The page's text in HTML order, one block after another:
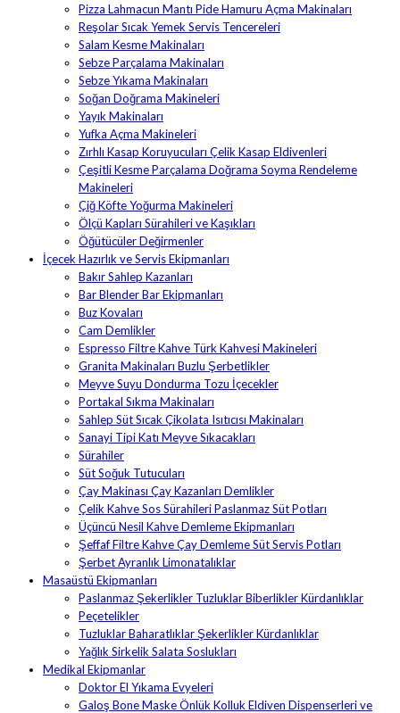
Pizza Lahmacun Mantı Pide Hamuru Açma Makinaları
Reşolar Sıcak Yemek Servis Tencereleri
Salam Kesme Makinaları
Sebze Parçalama Makinaları
Sebze Yıkama Makinaları
Soğan Doğrama Makineleri
Yayık Makinaları
Yufka Açma Makineleri
Zırhlı Kasap Koruyucuları Çelik Kasap Eldivenleri
Çeşitli Kesme Parçalama Doğrama Soyma Rendeleme
Makineleri
Çiğ Köfte Yoğurma Makineleri
Ölçü Kapları Sürahileri ve Kaşıkları
Öğütücüler Değirmenler
İçecek Hazırlık ve Servis Ekipmanları
Bakır Sahlep Kazanları
Bar Blender Bar Ekipmanları
Buz Kovaları
Cam Demlikler
Espresso Filtre Kahve Türk Kahvesi Makineleri
Granita Makinaları Buzlu Şerbetlikler
Meyve Suyu Dondurma Tozu İçecekler
Portakal Sıkma Makinaları
Sahlep Süt Sıcak Çikolata Isıtıcısı Makinaları
Sanayi Tipi Katı Meyve Sıkacakları
Sürahiler
Süt Soğuk Tutucuları
Çay Makinası Çay Kazanları Demlikler
Çelik Kahve Sos Sürahileri Paslanmaz Süt Potları
Üçüncü Nesil Kahve Demleme Ekipmanları
Şeffaf Filtre Kahve Çay Demleme Süt Servis Potları
Şerbet Ayranlık Limonatalıklar
Masaüstü Ekipmanları
Paslanmaz Şekerlikler Tuzluklar Biberlikler Kürdanlıklar
Peçetelikler
Tuzluklar Baharatlıklar Şekerlikler Kürdanlıklar
Yağlık Sirkelik Salata Soslukları
Medikal Ekipmanlar
Doktor El Yıkama Evyeleri
Galoş Bone Maske Önlük Kolluk Eldiven Dispenserleri ve